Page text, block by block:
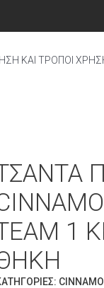
ΚΑΙ ΤΡΌΠΟΙ
1